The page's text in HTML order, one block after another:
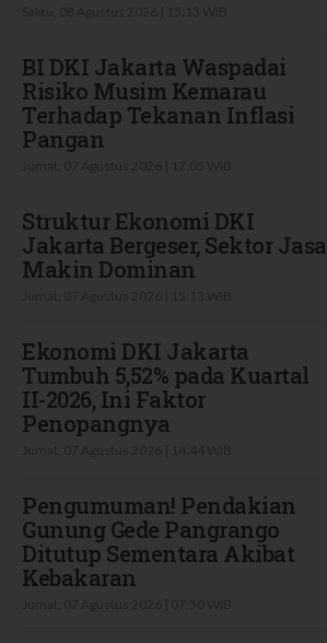
BI DKI Jakarta Waspadai
Risiko Musim Kemarau
Terhadap Tekanan Inflasi
Pangan
Struktur Ekonomi DKI
Jakarta Bergeser, Sektor Jasa
Makin Dominan
Ekonomi DKI Jakarta
Tumbuh 5,52% pada Kuartal
II-2026, Ini Faktor
Penopangnya
Pengumuman! Pendakian
Gunung Gede Pangrango
Ditutup Sementara Akibat
Kebakaran